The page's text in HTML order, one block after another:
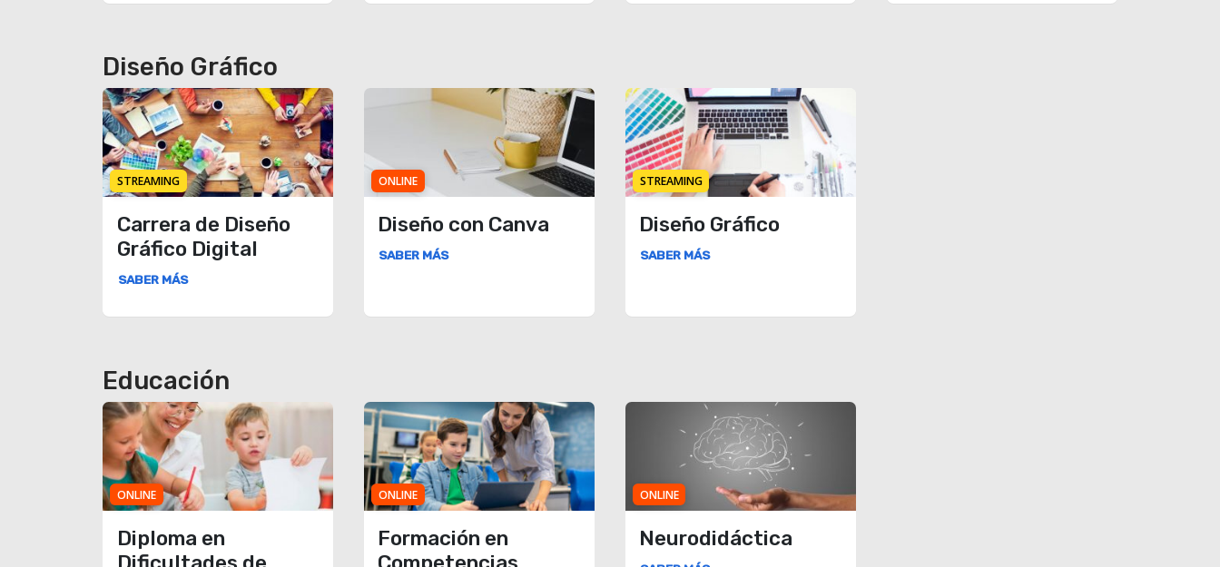
Diseño Gráfico
STREAMING
Carrera de Diseño
Gráfico Digital
SABER MÁS
ONLINE
Diseño con Canva
SABER MÁS
STREAMING
Diseño Gráfico
SABER MÁS
Educación
ONLINE
Diploma en
ONLINE
Formación en
ONLINE
Neurodidáctica